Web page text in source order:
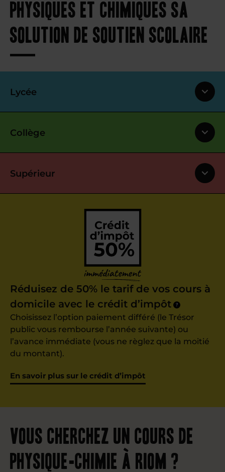
physiques et chimiques sa
solution de soutien scolaire
Lycée
Collège
Supérieur
Réduisez de 50% le tarif de vos cours à
domicile avec le crédit d’impôt
?
Choisissez l’option paiement différé (le Trésor
public vous rembourse l’année suivante) ou
l’avance immédiate (vous ne règlez que la moitié
du montant).
En savoir plus sur le crédit d’impôt
Vous cherchez un cours de
physique-chimie à Riom ?